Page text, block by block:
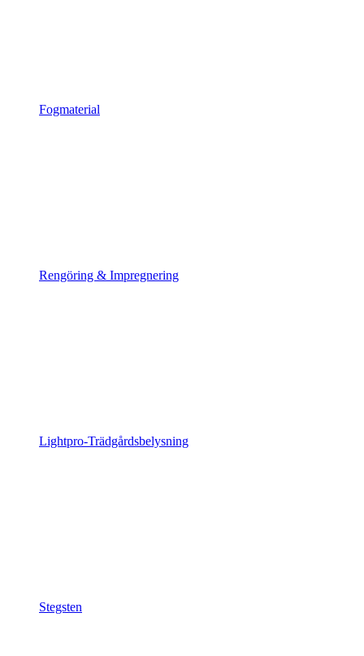
Fogmaterial
Rengöring & Impregnering
Lightpro-Trädgårdsbelysning
Stegsten